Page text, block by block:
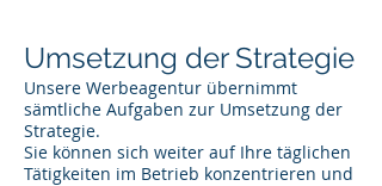
Umsetzung der Strategie
Unsere Werbeagentur übernimmt
sämtliche Aufgaben zur Umsetzung der
Strategie.
Sie können sich weiter auf Ihre täglichen
Tätigkeiten im Betrieb konzentrieren und